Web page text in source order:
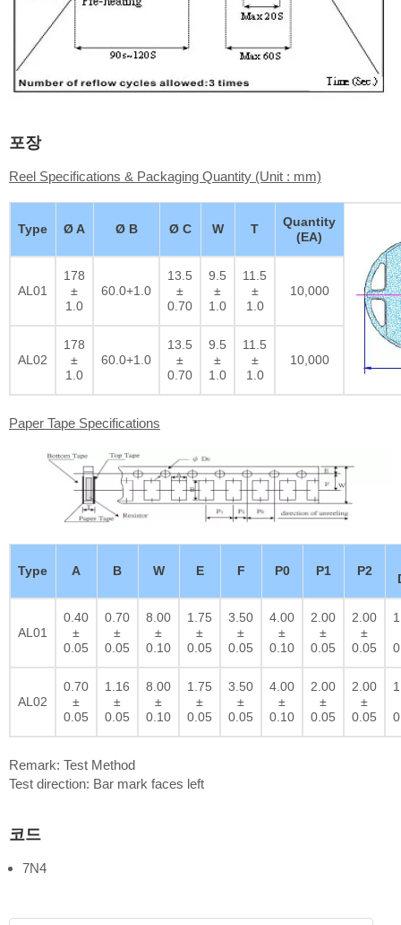
포장
Reel Specifications & Packaging Quantity (Unit : mm)
Type Ø A Ø B Ø C W T
Quantity
(EA)
AL01
178
±
1.0
60.0+1.0
13.5
±
0.70
9.5
±
1.0
11.5
±
1.0
10,000
AL02
178
±
1.0
60.0+1.0
13.5
±
0.70
9.5
±
1.0
11.5
±
1.0
10,000
Paper Tape Specifications
Type A B W E F P0 P1 P2
AL01
0.40
±
0.05
0.70
±
0.05
8.00
±
0.10
1.75
±
0.05
3.50
±
0.05
4.00
±
0.10
2.00
±
0.05
2.00
±
0.05
AL02
0.70
±
0.05
1.16
±
0.05
8.00
±
0.10
1.75
±
0.05
3.50
±
0.05
4.00
±
0.10
2.00
±
0.05
2.00
±
0.05
Remark: Test Method
Test direction: Bar mark faces left
코드
7N4